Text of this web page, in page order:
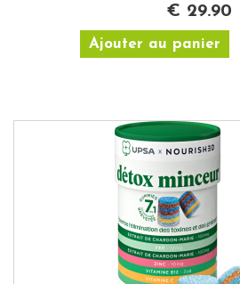
€ 29.90
Ajouter au panier